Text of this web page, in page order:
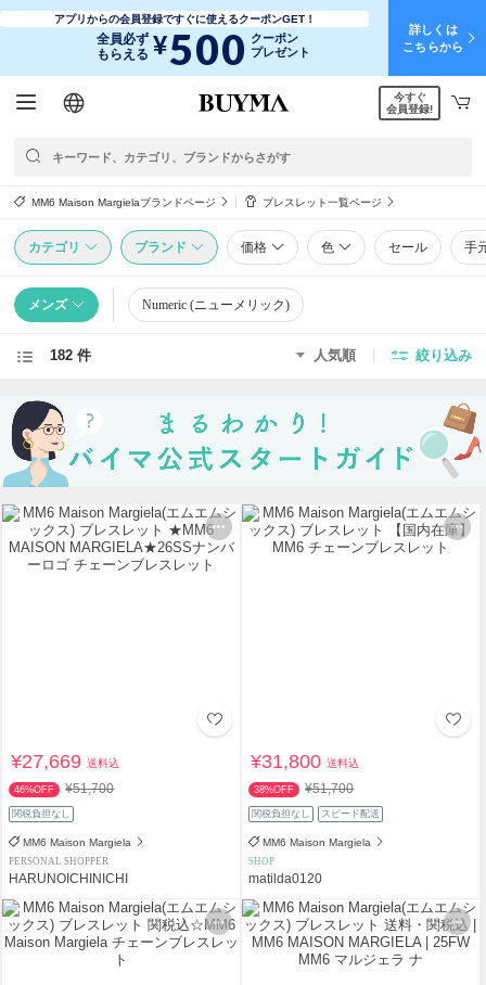
アプリからの会員登録ですぐに使えるクーポンGET！
全員必ず
もらえる ¥500 クーポン
プレゼント
詳しくは
こちらから
日本語
English
简体中文
繁體中文
今すぐ
会員登録!
MM6 Maison Margielaブランドページ ブレスレット一覧ページ
カテゴリ ブランド 価格 色 セール 手
メンズ Numeric (ニューメリック)
182 件 人気順 絞り込み
¥27,669送料込
46%OFF ¥51,700
関税負担なし
MM6 Maison Margiela
PERSONAL SHOPPER
HARUNOICHINICHI
¥31,800送料込
38%OFF ¥51,700
関税負担なし スピード配送
MM6 Maison Margiela
SHOP
matilda0120